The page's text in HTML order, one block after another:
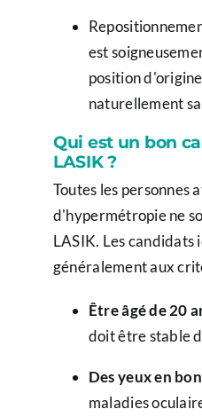
est
position
naturellement
Qui est un bon
LASIK ?
Toutes les personnes
d'hypermétropie ne
LASIK. Les
généralement aux
Être âgé de 20
doit être stable
Des yeux en
maladies